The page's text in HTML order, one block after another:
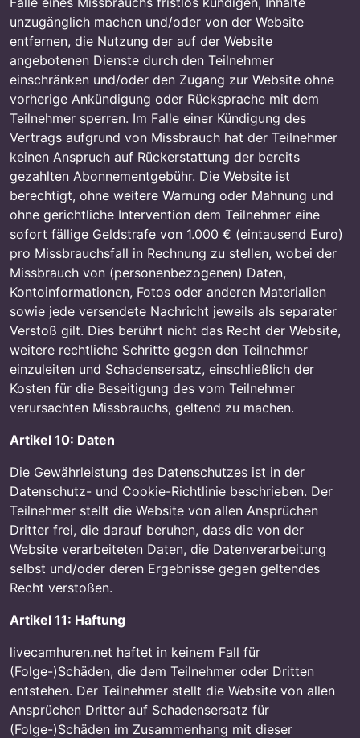
unzugänglich machen und/oder von der Website
entfernen, die Nutzung der auf der Website
angebotenen Dienste durch den Teilnehmer
einschränken und/oder den Zugang zur Website ohne
vorherige Ankündigung oder Rücksprache mit dem
Teilnehmer sperren. Im Falle einer Kündigung des
Vertrags aufgrund von Missbrauch hat der Teilnehmer
keinen Anspruch auf Rückerstattung der bereits
gezahlten Abonnementgebühr. Die Website ist
berechtigt, ohne weitere Warnung oder Mahnung und
ohne gerichtliche Intervention dem Teilnehmer eine
sofort fällige Geldstrafe von 1.000 € (eintausend Euro)
pro Missbrauchsfall in Rechnung zu stellen, wobei der
Missbrauch von (personenbezogenen) Daten,
Kontoinformationen, Fotos oder anderen Materialien
sowie jede versendete Nachricht jeweils als separater
Verstoß gilt. Dies berührt nicht das Recht der Website,
weitere rechtliche Schritte gegen den Teilnehmer
einzuleiten und Schadensersatz, einschließlich der
Kosten für die Beseitigung des vom Teilnehmer
verursachten Missbrauchs, geltend zu machen.
Artikel 10: Daten
Die Gewährleistung des Datenschutzes ist in der
Datenschutz- und Cookie-Richtlinie beschrieben. Der
Teilnehmer stellt die Website von allen Ansprüchen
Dritter frei, die darauf beruhen, dass die von der
Website verarbeiteten Daten, die Datenverarbeitung
selbst und/oder deren Ergebnisse gegen geltendes
Recht verstoßen.
Artikel 11: Haftung
livecamhuren.net haftet in keinem Fall für
(Folge-)Schäden, die dem Teilnehmer oder Dritten
entstehen. Der Teilnehmer stellt die Website von allen
Ansprüchen Dritter auf Schadensersatz für
(Folge-)Schäden im Zusammenhang mit dieser